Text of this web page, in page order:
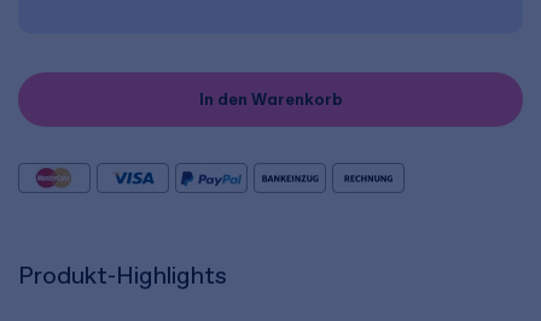
Produkt-Highlights
In den Warenkorb